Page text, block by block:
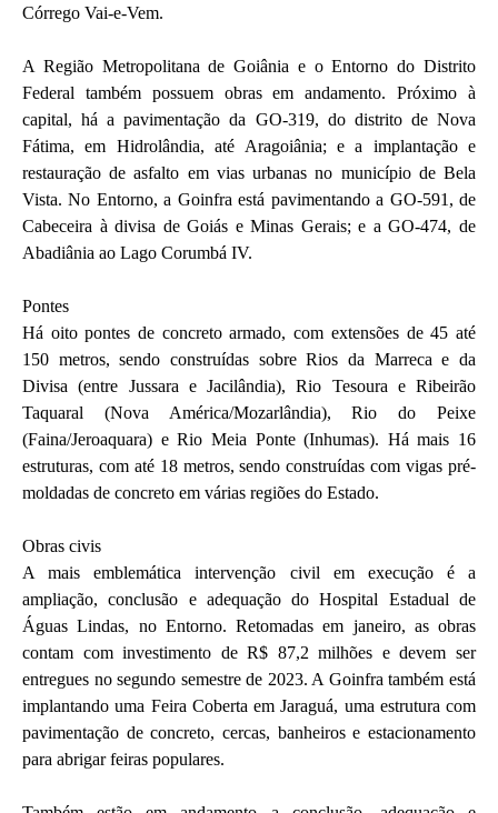
Córrego Vai-e-Vem.
A Região Metropolitana de Goiânia e o Entorno do Distrito
Federal também possuem obras em andamento. Próximo à
capital, há a pavimentação da GO-319, do distrito de Nova
Fátima, em Hidrolândia, até Aragoiânia; e a implantação e
restauração de asfalto em vias urbanas no município de Bela
Vista. No Entorno, a Goinfra está pavimentando a GO-591, de
Cabeceira à divisa de Goiás e Minas Gerais; e a GO-474, de
Abadiânia ao Lago Corumbá IV.
Pontes
Há oito pontes de concreto armado, com extensões de 45 até
150 metros, sendo construídas sobre Rios da Marreca e da
Divisa (entre Jussara e Jacilândia), Rio Tesoura e Ribeirão
Taquaral (Nova América/Mozarlândia), Rio do Peixe
(Faina/Jeroaquara) e Rio Meia Ponte (Inhumas). Há mais 16
estruturas, com até 18 metros, sendo construídas com vigas pré-
moldadas de concreto em várias regiões do Estado.
Obras civis
A mais emblemática intervenção civil em execução é a
ampliação, conclusão e adequação do Hospital Estadual de
Águas Lindas, no Entorno. Retomadas em janeiro, as obras
contam com investimento de R$ 87,2 milhões e devem ser
entregues no segundo semestre de 2023. A Goinfra também está
implantando uma Feira Coberta em Jaraguá, uma estrutura com
pavimentação de concreto, cercas, banheiros e estacionamento
para abrigar feiras populares.